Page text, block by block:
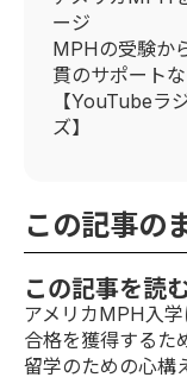
ージ
MPHの受験か
貫のサポート
【YouTube
ズ】
この記事の
この記事を読
アメリカMPH入
合格を獲得するた
留学のための心構